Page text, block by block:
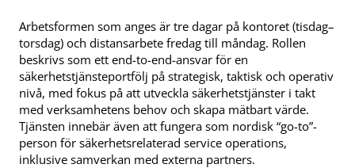
Arbetsformen som anges är tre dagar på kontoret (tisdag–
torsdag) och distansarbete fredag till måndag. Rollen
beskrivs som ett end-to-end-ansvar för en
säkerhetstjänsteportfölj på strategisk, taktisk och operativ
nivå, med fokus på att utveckla säkerhetstjänster i takt
med verksamhetens behov och skapa mätbart värde.
Tjänsten innebär även att fungera som nordisk “go-to”-
person för säkerhetsrelaterad service operations,
inklusive samverkan med externa partners.